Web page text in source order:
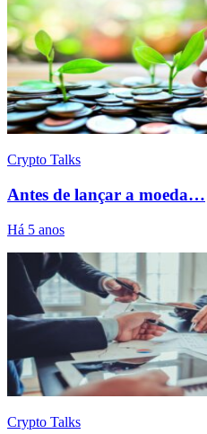
Crypto Talks
Antes de lançar a moeda…
Há 5 anos
Crypto Talks